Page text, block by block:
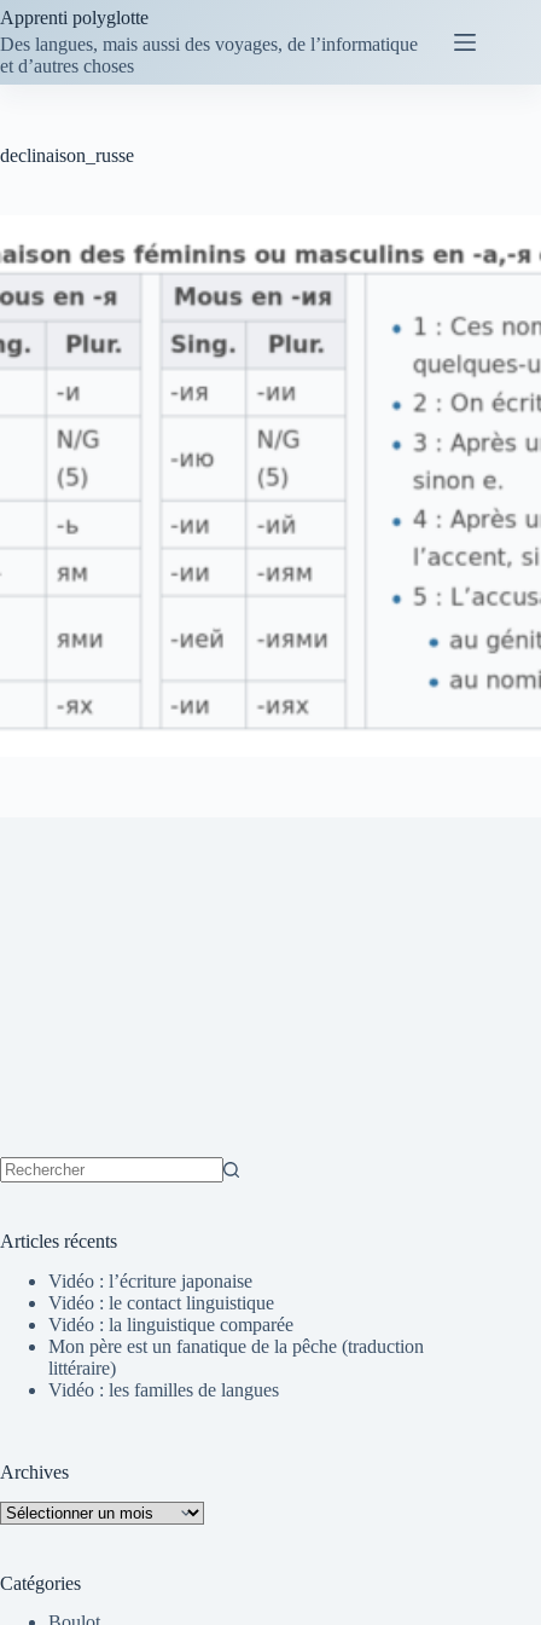
Passer
au
contenu
Apprenti polyglotte
Des langues, mais aussi des voyages, de l’informatique
et d’autres choses
declinaison_russe
Articles récents
Vidéo : l’écriture japonaise
Vidéo : le contact linguistique
Vidéo : la linguistique comparée
Mon père est un fanatique de la pêche (traduction
littéraire)
Vidéo : les familles de langues
Archives
Archives
Catégories